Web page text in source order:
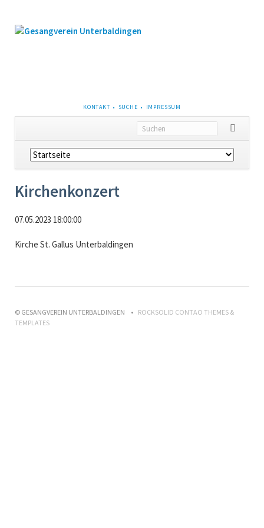
NAVIGATION
ÜBERSPRINGEN
KONTAKT SUCHE IMPRESSUM
Navigation
überspringen
Kirchenkonzert
07.05.2023 18:00:00
Kirche St. Gallus Unterbaldingen
© GESANGVEREIN UNTERBALDINGEN
ROCKSOLID CONTAO THEMES &
TEMPLATES